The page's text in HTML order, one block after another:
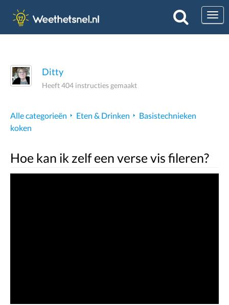
Ditty
Heeft 404 instructies gemaakt
Alle categorieën Eten & Drinken
Basistechnieken
koken
Hoe kan ik zelf een verse vis fileren?